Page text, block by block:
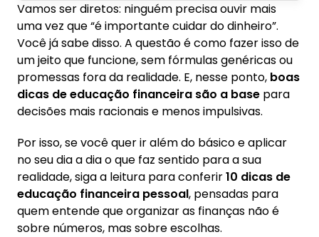
1. O que é educação financeira?
2. Por que é importante conhecer a educação
financeira
3. 10 dicas de educação financeira
3.1. 1. Registre seus ganhos e gastos
3.2. 2. Anote tudo que puder e separe os
tipos de despesa
3.3. 3. Use a regra 50-30-20
3.4. 4. Poupe todo mês
3.5. 5. Economize com propósito
Vamos ser diretos: ninguém precisa ouvir mais
uma vez que “é importante cuidar do dinheiro”.
Você já sabe disso. A questão é como fazer isso de
um jeito que funcione, sem fórmulas genéricas ou
promessas fora da realidade. E, nesse ponto, boas
dicas de educação financeira são a base para
decisões mais racionais e menos impulsivas.
Por isso, se você quer ir além do básico e aplicar
no seu dia a dia o que faz sentido para a sua
realidade, siga a leitura para conferir10 dicas de
educação financeira pessoal, pensadas para
quem entende que organizar as finanças não é
sobre números, mas sobre escolhas.